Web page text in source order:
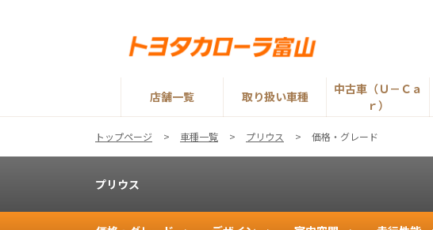
店舗一覧 取り扱い車種
中古車（Ｕ－Ｃａ
ｒ）
トップページ 車種一覧 プリウス 価格・グレード
プリウス